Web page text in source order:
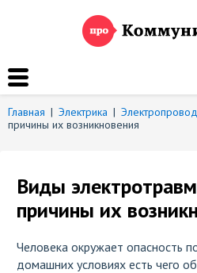
Главная | Электрика |
причины их возникновения
Виды
причины их
Человека окружает опасность
домашних условиях есть чего